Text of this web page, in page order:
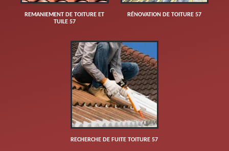
REMANIEMENT DE TOITURE ET
TUILE 57
RÉNOVATION DE TOITURE 57
RECHERCHE DE FUITE TOITURE 57